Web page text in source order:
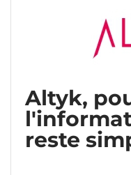
Altyk,
reste